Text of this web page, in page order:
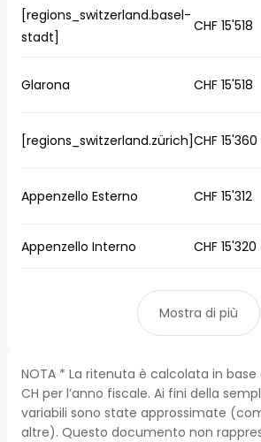
[regions_switzerland.basel-
stadt]
CHF 15'518
Glarona CHF 15'518
[regions_switzerland.zürich]CHF 15'360
Appenzello Esterno CHF 15'312
Appenzello Interno CHF 15'320
Mostra di più
NOTA * La ritenuta è calcolata in base
CH per l’anno fiscale. Ai fini della
variabili sono state approssimate
altre). Questo documento non